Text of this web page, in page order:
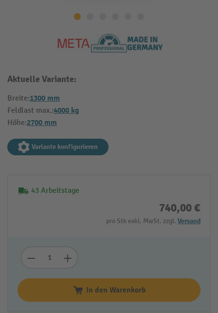
Aktuelle Variante:
Breite:1300 mm
Feldlast max.:4000 kg
Höhe:2700 mm
Variante konfigurieren
43 Arbeitstage
740,00 €
pro Stk exkl. MwSt. zzgl. Versand
In den Warenkorb